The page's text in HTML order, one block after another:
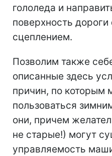
гололеда и
поверхность
сцеплением.
Позволим также
описанные здесь
причин, по
пользоваться
они, причем
не старые!) могут
управляемость